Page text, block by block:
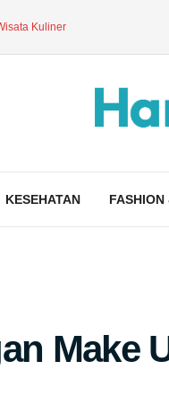
Kuliner
KESEHATAN
Make